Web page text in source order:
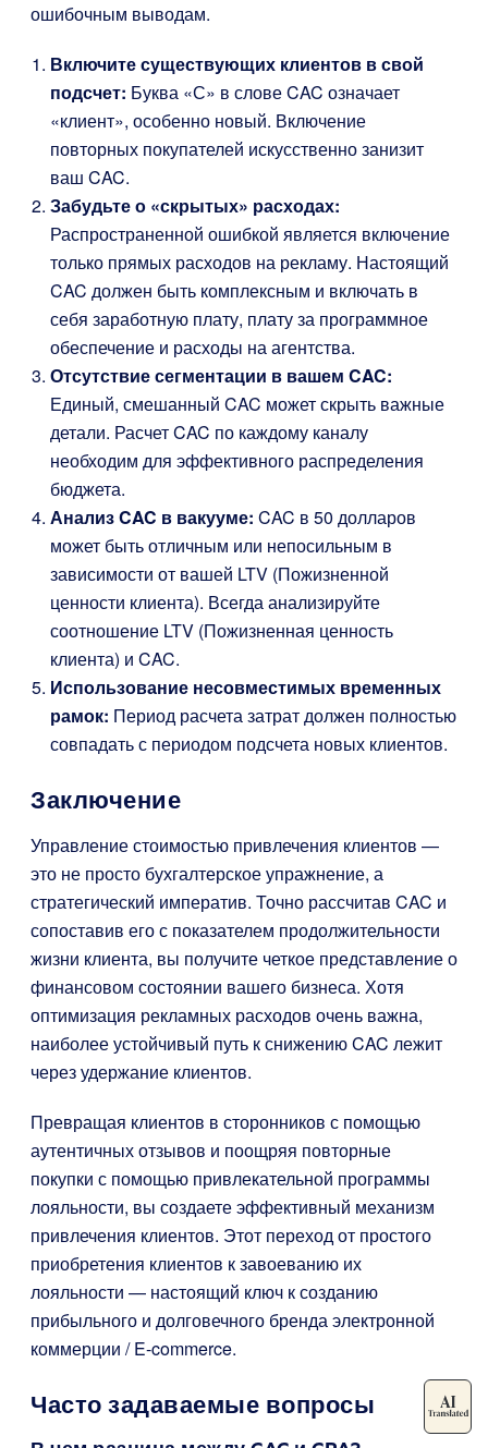
ошибочным выводам.
Включите существующих клиентов в свой
подсчет: Буква «С» в слове CAC означает
«клиент», особенно новый. Включение
повторных покупателей искусственно занизит
ваш CAC.
Забудьте о «скрытых» расходах:
Распространенной ошибкой является включение
только прямых расходов на рекламу. Настоящий
CAC должен быть комплексным и включать в
себя заработную плату, плату за программное
обеспечение и расходы на агентства.
Отсутствие сегментации в вашем CAC:
Единый, смешанный CAC может скрыть важные
детали. Расчет CAC по каждому каналу
необходим для эффективного распределения
бюджета.
Анализ CAC в вакууме: CAC в 50 долларов
может быть отличным или непосильным в
зависимости от вашей LTV (Пожизненной
ценности клиента). Всегда анализируйте
соотношение LTV (Пожизненная ценность
клиента) и CAC.
Использование несовместимых временных
рамок: Период расчета затрат должен полностью
совпадать с периодом подсчета новых клиентов.
Заключение
Управление стоимостью привлечения клиентов —
это не просто бухгалтерское упражнение, а
стратегический императив. Точно рассчитав CAC и
сопоставив его с показателем продолжительности
жизни клиента, вы получите четкое представление о
финансовом состоянии вашего бизнеса. Хотя
оптимизация рекламных расходов очень важна,
наиболее устойчивый путь к снижению CAC лежит
через удержание клиентов.
Превращая клиентов в сторонников с помощью
аутентичных отзывов и поощряя повторные
покупки с помощью привлекательной программы
лояльности, вы создаете эффективный механизм
привлечения клиентов. Этот переход от простого
приобретения клиентов к завоеванию их
лояльности — настоящий ключ к созданию
прибыльного и долговечного бренда электронной
коммерции / E-commerce.
Часто задаваемые вопросы